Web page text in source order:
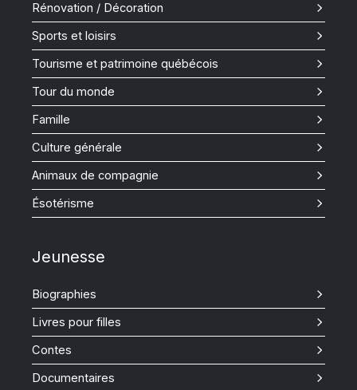
Rénovation / Décoration
Sports et loisirs
Tourisme et patrimoine québécois
Tour du monde
Famille
Culture générale
Animaux de compagnie
Ésotérisme
Jeunesse
Biographies
Livres pour filles
Contes
Documentaires